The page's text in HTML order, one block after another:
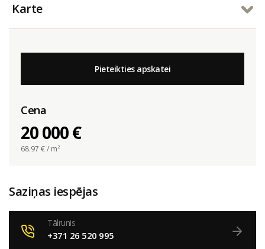
Karte
Pieteikties apskatei
Cena
20 000 €
68.97 € / m²
Saziņas iespējas
Tālrunis
+371 26 520 995